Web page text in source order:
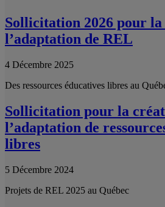
Sollicitation 2026 pour
l’adaptation de REL
4 Décembre 2025
Des ressources éducatives libres au
Sollicitation pour la
l’adaptation de
libres
5 Décembre 2024
Projets de REL 2025 au Québec